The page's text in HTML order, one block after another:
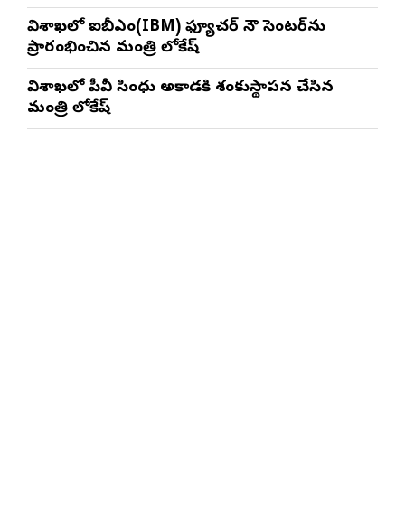
విశాఖలో ఐబీఎం(IBM) ఫ్యూచర్ నౌ సెంటర్‌ను
ప్రారంభించిన మంత్రి లోకేష్
విశాఖలో పీవీ సింధు అకాడమీకి శంకుస్థాపన చేసిన
మంత్రి లోకేష్